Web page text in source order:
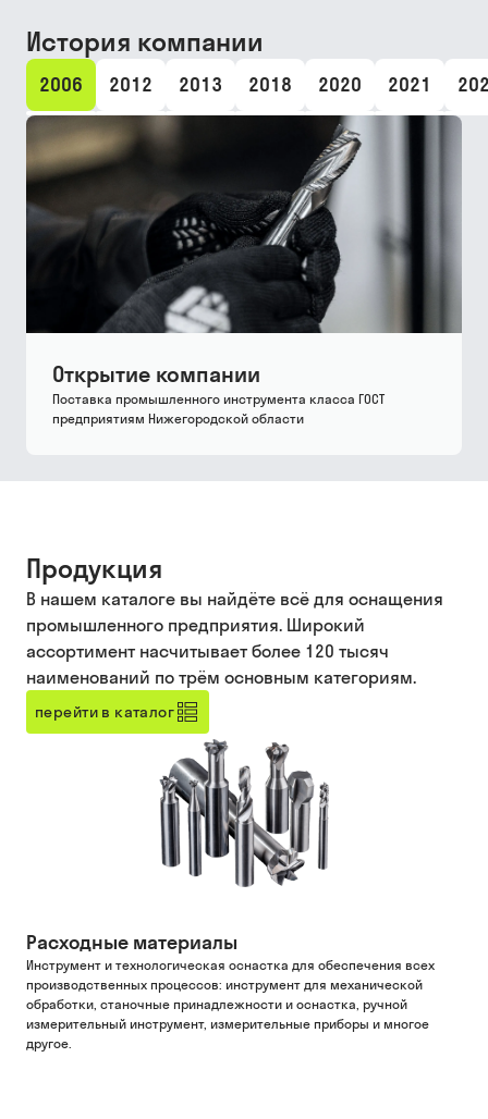
История компании
2006 2012 2013 2018 2020 2021
Открытие компании
Поставка промышленного инструмента класса ГОСТ
предприятиям Нижегородской области
Продукция
В нашем каталоге вы найдёте всё для оснащения
промышленного предприятия. Широкий
ассортимент насчитывает более 120 тысяч
наименований по трём основным категориям.
перейти в каталог
Расходные материалы
Инструмент и технологическая оснастка для обеспечения всех
производственных процессов: инструмент для механической
обработки, станочные принадлежности и оснастка, ручной
измерительный инструмент, измерительные приборы и многое
другое.